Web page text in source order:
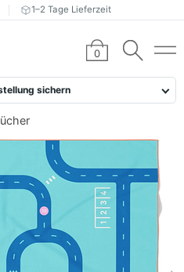
1–2 Tage Lieferzeit
0
sichern